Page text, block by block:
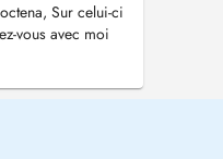
Sur celui-ci
vous avec moi
extérieur
Ma
avancer vers ce
cette...